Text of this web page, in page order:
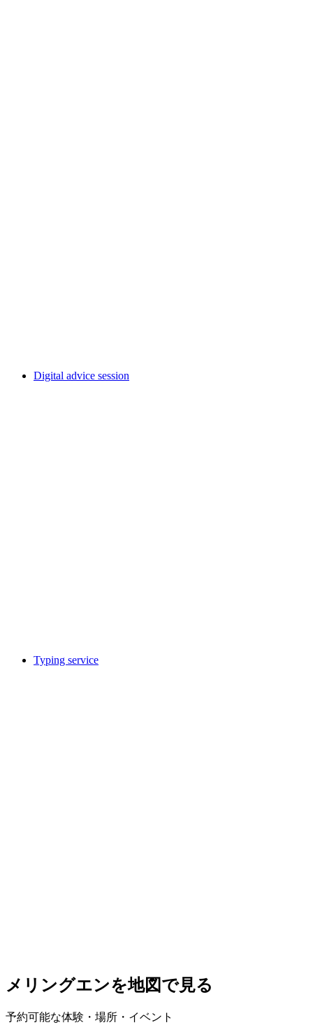
Digital advice session
Typing service
メリングエンを地図で見る
予約可能な体験・場所・イベント